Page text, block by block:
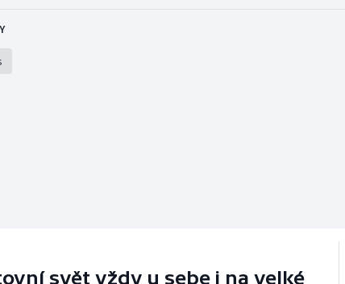
svět vždy u sebe i na velké